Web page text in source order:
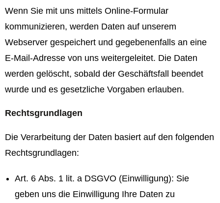
Wenn Sie mit uns mittels Online-Formular
kommunizieren, werden Daten auf unserem
Webserver gespeichert und gegebenenfalls an eine
E-Mail-Adresse von uns weitergeleitet. Die Daten
werden gelöscht, sobald der Geschäftsfall beendet
wurde und es gesetzliche Vorgaben erlauben.
Rechtsgrundlagen
Die Verarbeitung der Daten basiert auf den folgenden
Rechtsgrundlagen:
Art. 6 Abs. 1 lit. a DSGVO (Einwilligung): Sie
geben uns die Einwilligung Ihre Daten zu